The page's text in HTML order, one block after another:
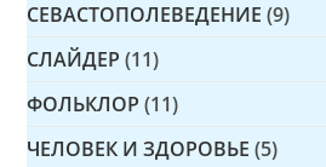
СЕВАСТОПОЛЕВЕДЕНИЕ (9)
СЛАЙДЕР (11)
ФОЛЬКЛОР (11)
ЧЕЛОВЕК И ЗДОРОВЬЕ (5)